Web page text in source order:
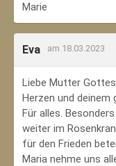
Marie
Eva am 18.03.2023
Liebe Mutter Gottes
Herzen und deinem
Für alles.
weiter im
für den Frieden
Maria nehme uns